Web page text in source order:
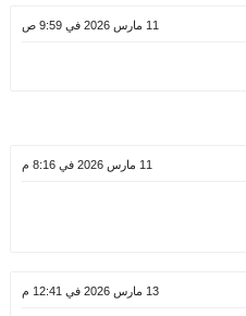
11 مارس 2026 في 9:59 ص
11 مارس 2026 في 8:16 م
13 مارس 2026 في 12:41 م